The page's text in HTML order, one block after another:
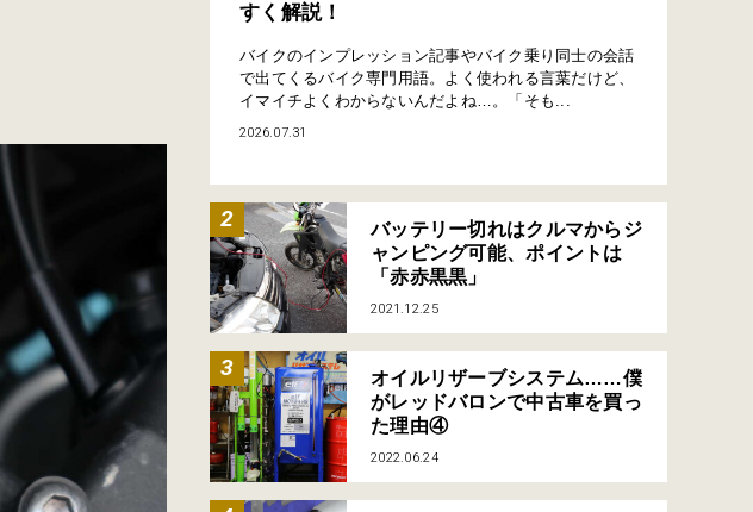
すく解説！
バイクのインプレッション記事やバイク乗り同士の会話
で出てくるバイク専門用語。よく使われる言葉だけど、
イマイチよくわからないんだよね…。「そも...
2026.07.31
バッテリー切れはクルマからジ
ャンピング可能、ポイントは
「赤赤黒黒」
2021.12.25
オイルリザーブシステム……僕
がレッドバロンで中古車を買っ
た理由④
2022.06.24